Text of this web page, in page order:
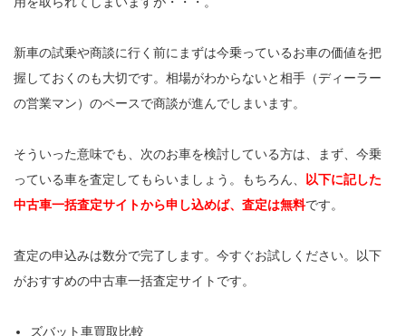
新車の試乗や商談に行く前にまずは今乗っているお車の価値を把
握しておくのも大切です。相場がわからないと相手（ディーラー
の営業マン）のペースで商談が進んでしまいます。
そういった意味でも、次のお車を検討している方は、まず、今乗
っている車を査定してもらいましょう。もちろん、
以下に記した
中古車一括査定サイトから申し込めば、査定は無料です。
査定の申込みは数分で完了します。今すぐお試しください。以下
がおすすめの中古車一括査定サイトです。
ズバット車買取比較